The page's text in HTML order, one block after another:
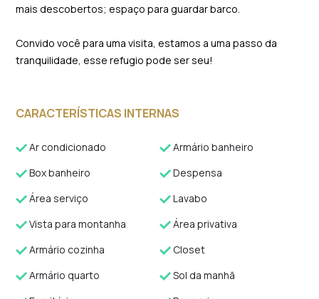
mais descobertos; espaço para guardar barco.
Convido você para uma visita, estamos a uma passo da
tranquilidade, esse refugio pode ser seu!
CARACTERÍSTICAS INTERNAS
Ar condicionado
Armário banheiro
Box banheiro
Despensa
Área serviço
Lavabo
Vista para montanha
Área privativa
Armário cozinha
Closet
Armário quarto
Sol da manhã